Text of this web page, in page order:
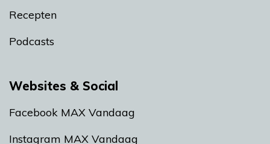
Recepten
Podcasts
Websites & Social
Facebook MAX Vandaag
Instagram MAX Vandaag